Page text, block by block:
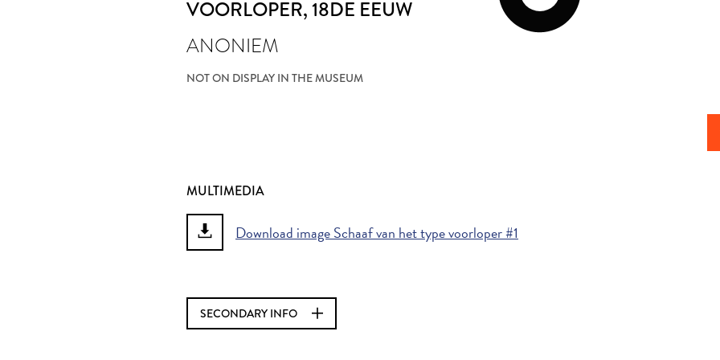
VOORLOPER, 18DE EEUW
ANONIEM
NOT ON DISPLAY IN THE MUSEUM
MULTIMEDIA
Download image Schaaf van het type voorloper #1
SECONDARY INFO